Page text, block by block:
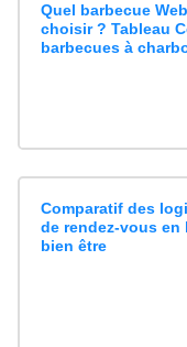
Quel barbecue
choisir ? Tableau
barbecues à
Comparatif des
de rendez-vous en
bien être